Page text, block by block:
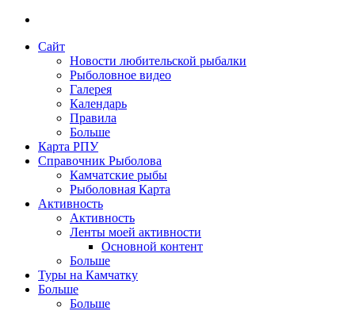
Сайт
Новости любительской рыбалки
Рыболовное видео
Галерея
Календарь
Правила
Больше
Карта РПУ
Справочник Рыболова
Камчатские рыбы
Рыболовная Карта
Активность
Активность
Ленты моей активности
Основной контент
Больше
Туры на Камчатку
Больше
Больше